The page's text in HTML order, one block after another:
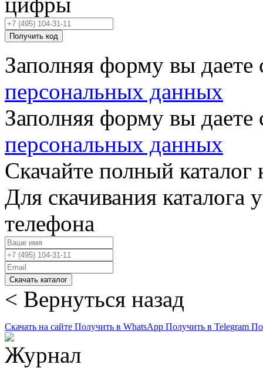
Получить код
Заполняя форму вы даете
персональных данных
Заполняя форму вы даете
персональных данных
Скачайте полный
Для скачивания
телефона
Скачать каталог
< Вернуться назад
Скачать на сайте Получить в WhatsApp Получить в Telegram